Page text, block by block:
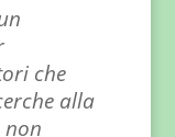
che
alla
non